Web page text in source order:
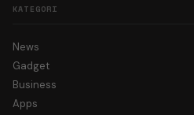
KATEGORI
News
Gadget
Business
Apps